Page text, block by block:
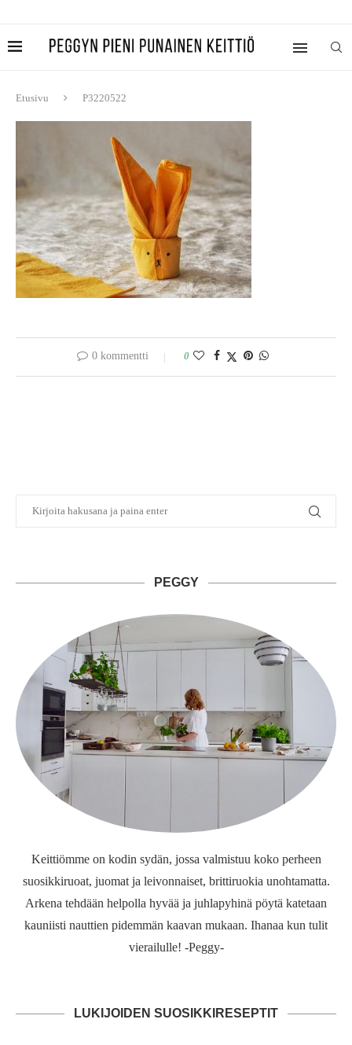
Etusivu P3220522
0 kommentti 0
PEGGY
Keittiömme on kodin sydän, jossa valmistuu koko perheen
suosikkiruoat, juomat ja leivonnaiset, brittiruokia unohtamatta.
Arkena tehdään helpolla hyvää ja juhlapyhinä pöytä katetaan
kauniisti nauttien pidemmän kaavan mukaan. Ihanaa kun tulit
vierailulle! -Peggy-
LUKIJOIDEN SUOSIKKIRESEPTIT